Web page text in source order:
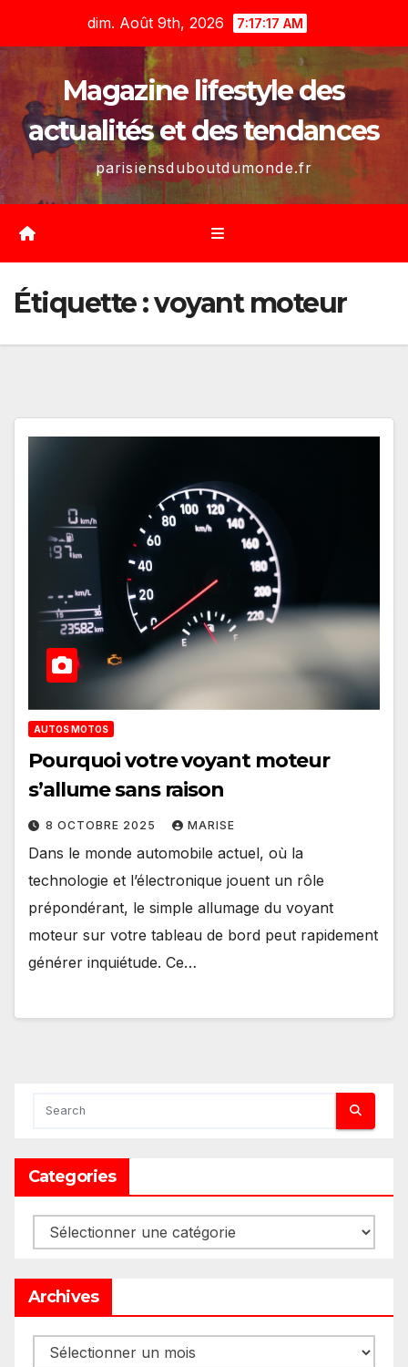
content
dim. Août 9th, 2026 7:17:19 AM
Magazine lifestyle des
actualités et des tendances
parisiensduboutdumonde.fr
Étiquette :voyant moteur
AUTOS MOTOS
Pourquoi votre voyant moteur
s’allume sans raison
8 OCTOBRE 2025 MARISE
Dans le monde automobile actuel, où la
technologie et l’électronique jouent un rôle
prépondérant, le simple allumage du voyant
moteur sur votre tableau de bord peut rapidement
générer inquiétude. Ce…
Categories
Categories
Archives
Archives